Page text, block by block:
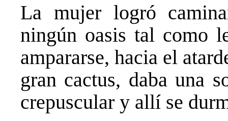
La mujer logró
ningún oasis tal como
ampararse, hacia el
gran cactus, daba una
crepuscular y allí se